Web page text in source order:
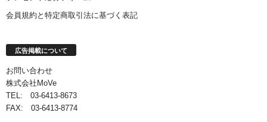
会員規約と特定商取引法に基づく表記
広告掲載について
お問い合わせ
株式会社MoVe
TEL: 03-6413-8673
FAX: 03-6413-8774